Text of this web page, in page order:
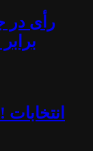
رأی در